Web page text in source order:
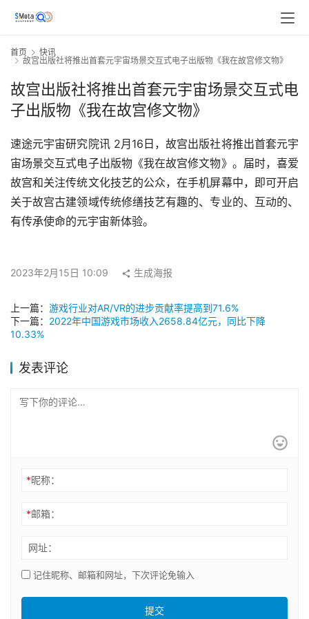
首页
快讯
故宫出版社将推出首套元宇宙场景交互式电子出版物《我在故宫修文物》
故宫出版社将推出首套元宇宙场景交互式电
子出版物《我在故宫修文物》
速途元宇宙研究院讯 2月16日，故宫出版社将推出首套元宇
宙场景交互式电子出版物《我在故宫修文物》。届时，喜爱
故宫和关注传统文化技艺的公众，在手机屏幕中，即可开启
关于故宫古建领域传统修缮技艺有趣的、专业的、互动的、
有传承使命的元宇宙新体验。
2023年2月15日 10:09 生成海报
上一篇： 游戏行业对AR/VR的进步贡献率提高到71.6%
下一篇： 2022年中国游戏市场收入2658.84亿元，同比下降
10.33%
发表评论
*昵称：
*邮箱：
网址：
记住昵称、邮箱和网址，下次评论免输入
提交